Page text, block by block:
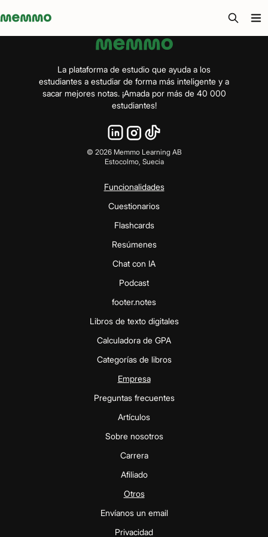
Memmo - AI-verktyg och digital kurslitteratur
La plataforma de estudio que ayuda a los
estudiantes a estudiar de forma más inteligente y a
sacar mejores notas. ¡Amada por más de 40 000
estudiantes!
© 2026Memmo Learning AB
Estocolmo, Suecia
Funcionalidades
Cuestionarios
Flashcards
Resúmenes
Chat con IA
Podcast
footer.notes
Libros de texto digitales
Calculadora de GPA
Categorías de libros
Empresa
Preguntas frecuentes
Artículos
Sobre nosotros
Carrera
Afiliado
Otros
Envíanos un email
Privacidad